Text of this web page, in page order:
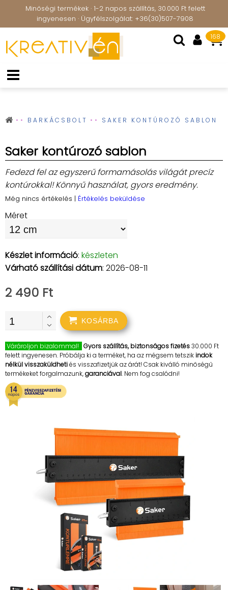
Minőségi termékek · 1-2 napos szállítás, 30.000 Ft felett
ingyenesen · Ügyfélszolgálat: +36(30)507-7908
168
BARKÁCSBOLT SAKER KONTÚROZÓ SABLON
Saker kontúrozó sablon
Fedezd fel az egyszerű formamásolás világát precíz
kontúrokkal! Könnyű használat, gyors eredmény.
Még nincs értékelés | Értékelés beküldése
Méret
Készlet információ: készleten
Várható szállítási dátum: 2026-08-11
2 490 Ft
KOSÁRBA
Várároljon bizalommal! Gyors szállítás, biztonságos fizetés30.000 Ft
felett ingyenesen. Próbálja ki a terméket, ha az mégsem tetszikindok
nélkül visszaküldhetiés visszafizetjük az árát! Csak kiválló minőségű
termékeket forgalmazunk,garanciával. Nem fog csalódni!